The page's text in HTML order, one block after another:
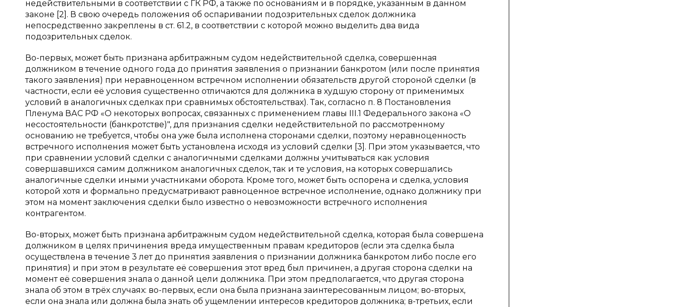
недействительными в соответствии с ГК РФ, а также по основаниям и в порядке, указанным в данном
законе [2]. В свою очередь положения об оспаривании подозрительных сделок должника
непосредственно закреплены в ст. 61.2, в соответствии с которой можно выделить два вида
подозрительных сделок.
Во-первых, может быть признана арбитражным судом недействительной сделка, совершенная
должником в течение одного года до принятия заявления о признании банкротом (или после принятия
такого заявления) при неравноценном встречном исполнении обязательств другой стороной сделки (в
частности, если её условия существенно отличаются для должника в худшую сторону от применимых
условий в аналогичных сделках при сравнимых обстоятельствах). Так, согласно п. 8 Постановления
Пленума ВАС РФ «О некоторых вопросах, связанных с применением главы III.1 Федерального закона «О
несостоятельности (банкротстве)", для признания сделки недействительной по рассмотренному
основанию не требуется, чтобы она уже была исполнена сторонами сделки, поэтому неравноценность
встречного исполнения может быть установлена исходя из условий сделки [3]. При этом указывается, что
при сравнении условий сделки с аналогичными сделками должны учитываться как условия
совершавшихся самим должником аналогичных сделок, так и те условия, на которых совершались
аналогичные сделки иными участниками оборота. Кроме того, может быть оспорена и сделка, условия
которой хотя и формально предусматривают равноценное встречное исполнение, однако должнику при
этом на момент заключения сделки было известно о невозможности встречного исполнения
контрагентом.
Во-вторых, может быть признана арбитражным судом недействительной сделка, которая была совершена
должником в целях причинения вреда имущественным правам кредиторов (если эта сделка была
осуществлена в течение 3 лет до принятия заявления о признании должника банкротом либо после его
принятия) и при этом в результате её совершения этот вред был причинен, а другая сторона сделки на
момент её совершения знала о данной цели должника. При этом предполагается, что другая сторона
знала об этом в трёх случаях: во-первых, если она была признана заинтересованным лицом; во-вторых,
если она знала или должна была знать об ущемлении интересов кредиторов должника; в-третьих, если